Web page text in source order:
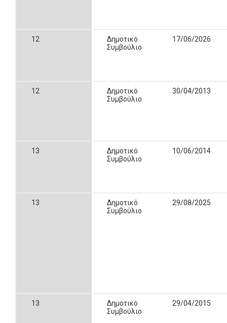
12
Δημοτικό
Συμβούλιο
17/06/2026
12
Δημοτικό
Συμβούλιο
30/04/2013
13
Δημοτικό
Συμβούλιο
10/06/2014
13
Δημοτικό
Συμβούλιο
29/08/2025
13
Δημοτικό
Συμβούλιο
29/04/2015